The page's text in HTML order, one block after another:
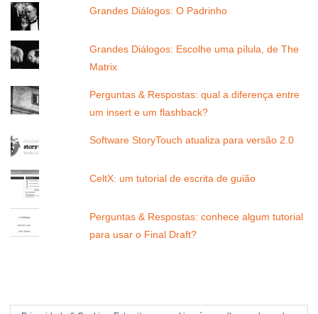
Grandes Diálogos: O Padrinho
Grandes Diálogos: Escolhe uma pílula, de The
Matrix
Perguntas & Respostas: qual a diferença entre
um insert e um flashback?
Software StoryTouch atualiza para versão 2.0
CeltX: um tutorial de escrita de guião
Perguntas & Respostas: conhece algum tutorial
para usar o Final Draft?